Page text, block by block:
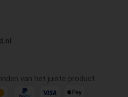
van het juiste product.